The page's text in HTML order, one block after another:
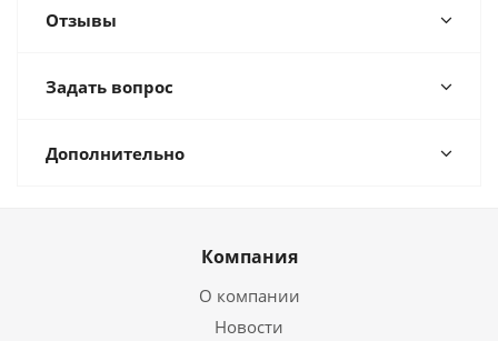
Отзывы
Задать вопрос
Дополнительно
Компания
О компании
Новости